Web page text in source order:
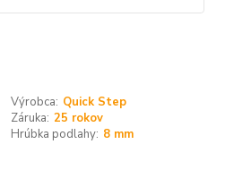
Výrobca: Quick Step
Záruka: 25 rokov
Hrúbka podlahy: 8 mm